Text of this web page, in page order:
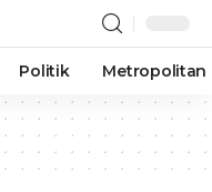
Politik Metropolitan